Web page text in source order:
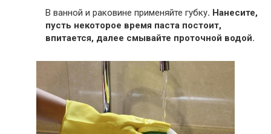
В ванной и раковине применяйте губку. Нанесите,
пусть некоторое время паста постоит,
впитается, далее смывайте проточной водой.